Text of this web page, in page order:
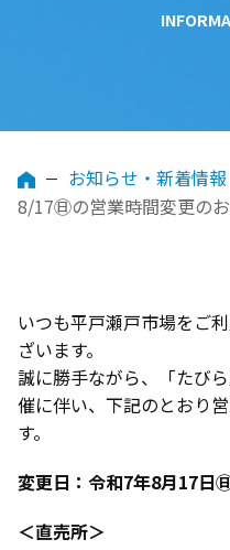
お知らせ・新着情報
8/17㊐の営業時間変更の
いつも平戸瀬戸市場をご
ざいます。
誠に勝手ながら、「たび
催に伴い、下記のとおり
す。
変更日：令和7年8月17日
＜直売所＞